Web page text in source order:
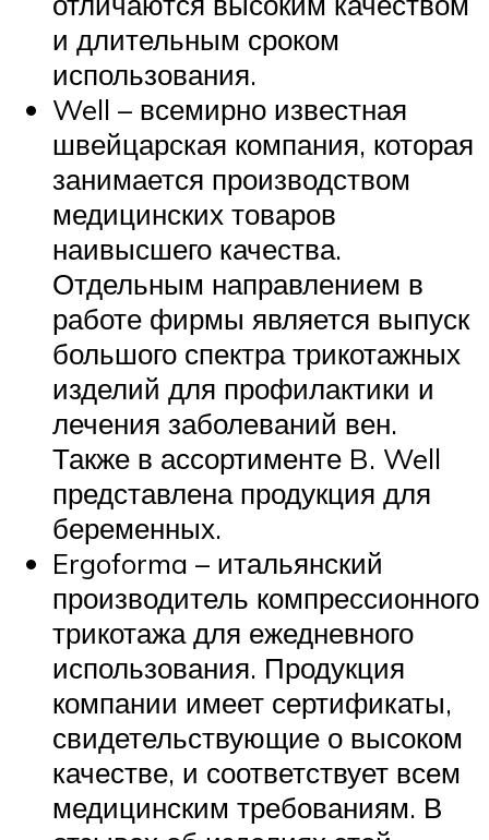
и длительным сроком
использования.
Well – всемирно известная
швейцарская компания, которая
занимается производством
медицинских товаров
наивысшего качества.
Отдельным направлением в
работе фирмы является выпуск
большого спектра трикотажных
изделий для профилактики и
лечения заболеваний вен.
Также в ассортименте B. Well
представлена продукция для
беременных.
Ergoforma – итальянский
производитель компрессионного
трикотажа для ежедневного
использования. Продукция
компании имеет сертификаты,
свидетельствующие о высоком
качестве, и соответствует всем
медицинским требованиям. В